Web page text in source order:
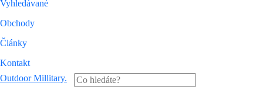
Vyhledávané
Obchody
Články
Kontakt
Outdoor Millitary.